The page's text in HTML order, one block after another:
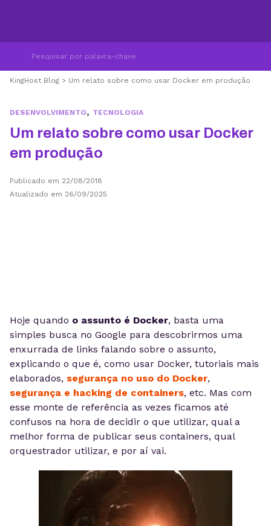
KingHost Blog > Um relato sobre como usar Docker em produção
DESENVOLVIMENTO, TECNOLOGIA
Um relato sobre como usar Docker
em produção
Publicado em 22/08/2018
Atualizado em 26/09/2025
Hoje quando o assunto é Docker, basta uma
simples busca no Google para descobrirmos uma
enxurrada de links falando sobre o assunto,
explicando o que é, como usar Docker, tutoriais mais
elaborados, segurança no uso do Docker,
segurança e hacking de containers, etc. Mas com
esse monte de referência as vezes ficamos até
confusos na hora de decidir o que utilizar, qual a
melhor forma de publicar seus containers, qual
orquestrador utilizar, e por aí vai.